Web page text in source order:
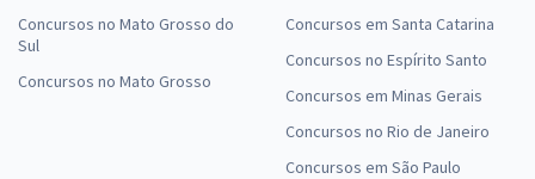
Concursos no Mato Grosso do
Sul
Concursos no Mato Grosso
Concursos em Santa Catarina
Concursos no Espírito Santo
Concursos em Minas Gerais
Concursos no Rio de Janeiro
Concursos em São Paulo